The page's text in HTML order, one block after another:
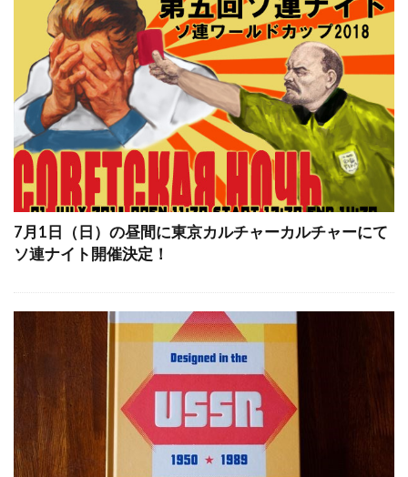
7月1日（日）の昼間に東京カルチャーカルチャーにて
ソ連ナイト開催決定！